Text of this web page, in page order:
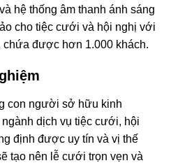
hệ thống âm thanh ánh sáng
cho tiệc cưới và hội nghị với
chứa được hơn 1.000 khách.
con người sở hữu kinh
dịch vụ tiệc cưới, hội
định được uy tín và vị thế
tạo nên lễ cưới trọn vẹn và